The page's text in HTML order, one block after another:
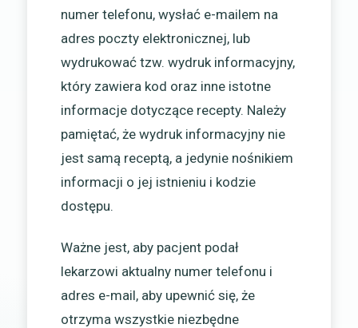
numer telefonu, wysłać e-mailem na
adres poczty elektronicznej, lub
wydrukować tzw. wydruk informacyjny,
który zawiera kod oraz inne istotne
informacje dotyczące recepty. Należy
pamiętać, że wydruk informacyjny nie
jest samą receptą, a jedynie nośnikiem
informacji o jej istnieniu i kodzie
dostępu.
Ważne jest, aby pacjent podał
lekarzowi aktualny numer telefonu i
adres e-mail, aby upewnić się, że
otrzyma wszystkie niezbędne